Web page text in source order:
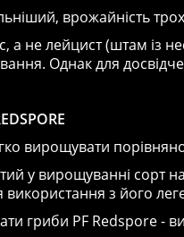
врожайність
не лейцист (штам із
Однак для
вирощувати
у вирощуванні
з його
гриби PF Redspore -